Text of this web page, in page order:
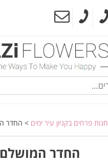
חנות פרחים בקניון עיר ימים > החדר
החדר המושלם